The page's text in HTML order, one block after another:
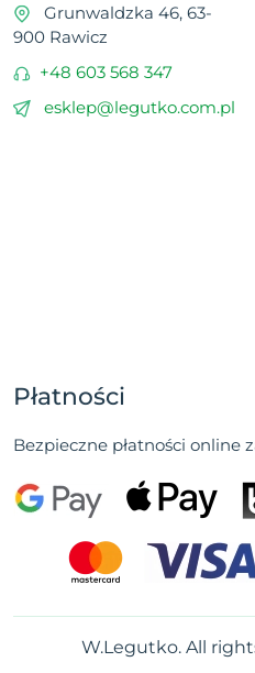
Grunwaldzka 46, 63-
900 Rawicz
+48 603 568 347
esklep@legutko.com.pl
Płatności
Bezpieczne płatności online
W.Legutko. All